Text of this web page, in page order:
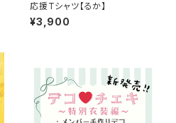
応援Tシャツ【るか】
¥3,900